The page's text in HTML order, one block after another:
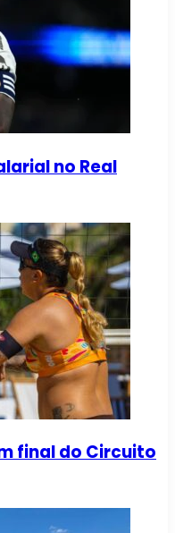
no Real
final do Circuito